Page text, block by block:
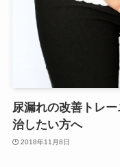
尿漏れの改善トレ
治したい方へ
2018年11月8日